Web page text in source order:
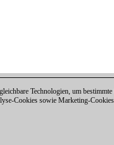
Technologien, um
Cookies sowie Marketing-